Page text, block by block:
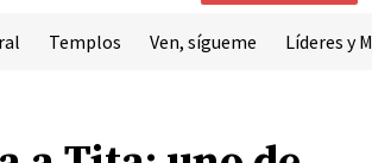
Templos Ven, sígueme Líderes y